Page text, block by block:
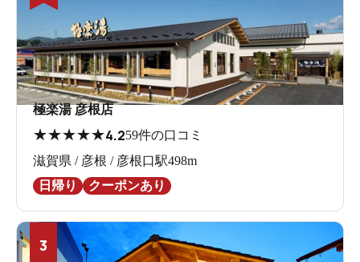
極楽湯 彦根店
★★★★★4.259件の口コミ
滋賀県 / 彦根 / 彦根口駅498m
日帰り
クーポンあり
3